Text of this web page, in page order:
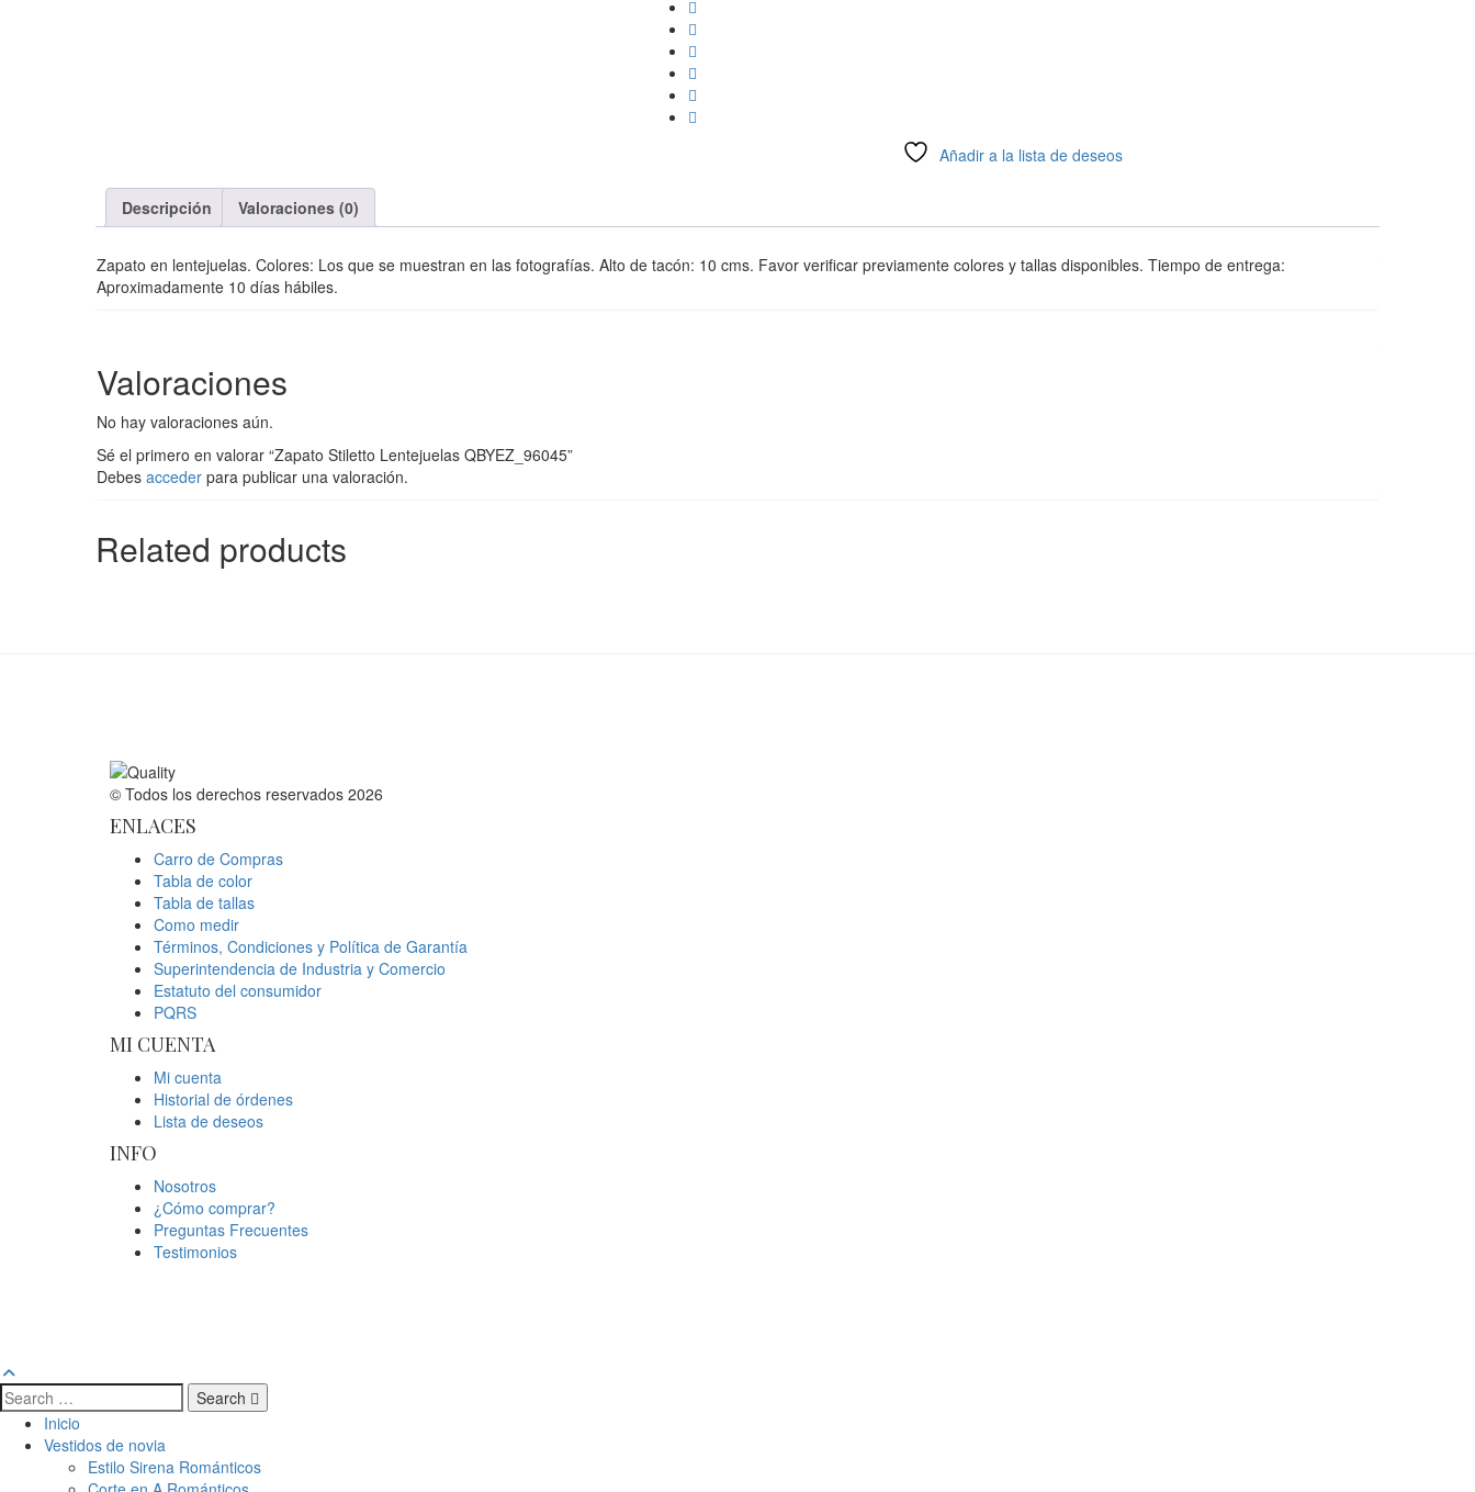
Añadir a la lista de deseos
Descripción Valoraciones (0)
Zapato en lentejuelas. Colores: Los que se muestran en las fotografías. Alto de tacón: 10 cms. Favor verificar previamente colores y tallas disponibles. Tiempo de entrega:
Aproximadamente 10 días hábiles.
Valoraciones
No hay valoraciones aún.
Sé el primero en valorar “Zapato Stiletto Lentejuelas QBYEZ_96045”
Debes acceder para publicar una valoración.
Related products
© Todos los derechos reservados 2026
ENLACES
Carro de Compras
Tabla de color
Tabla de tallas
Como medir
Términos, Condiciones y Política de Garantía
Superintendencia de Industria y Comercio
Estatuto del consumidor
PQRS
MI CUENTA
Mi cuenta
Historial de órdenes
Lista de deseos
INFO
Nosotros
¿Cómo comprar?
Preguntas Frecuentes
Testimonios
Search
Inicio
Vestidos de novia
Estilo Sirena Románticos